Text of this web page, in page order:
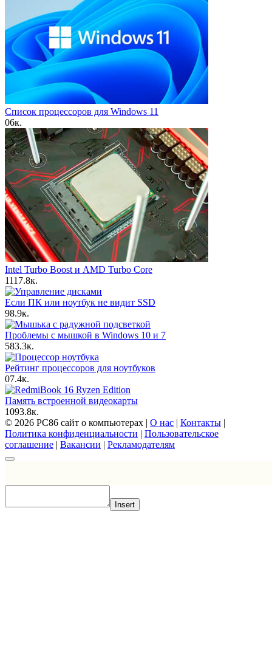
Список процессоров для Windows 11
06к.
Intel Turbo Boost и AMD Turbo Core
1117.8к.
Если ПК или ноутбук не видит SSD
98.9к.
Проблемы с мышкой в Windows 10 и 7
583.3к.
Рейтинг процессоров для ноутбуков
07.4к.
Память встроенной видеокарты
1093.8к.
© 2026 PC86 сайт о компьютерах | О нас | Контакты |
Политика конфиденциальности | Пользовательское
соглашение | Вакансии | Рекламодателям
Insert